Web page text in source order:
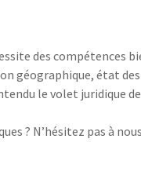
des compétences
géographique, état
le volet juridique
? N’hésitez pas à